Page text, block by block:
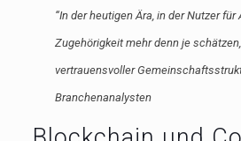
“In der heutigen Ära, in der Nutzer
Zugehörigkeit mehr denn je
vertrauensvoller
Branchenanalysten